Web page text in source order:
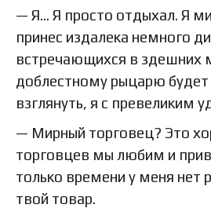
— Я… Я просто отдыхал. Я
принес издалека немного
встречающихся в здешних
доблестному рыцарю будет
взглянуть, я с превеликим
— Мирный торговец? Это
торговцев мы любим и
только времени у меня нет
твой товар.